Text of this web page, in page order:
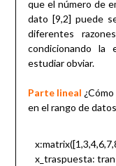
que el número de
dato [9,2] puede
diferentes
condicionando la
estudiar obviar.
Parte lineal
en el rango de
x_traspuesta: